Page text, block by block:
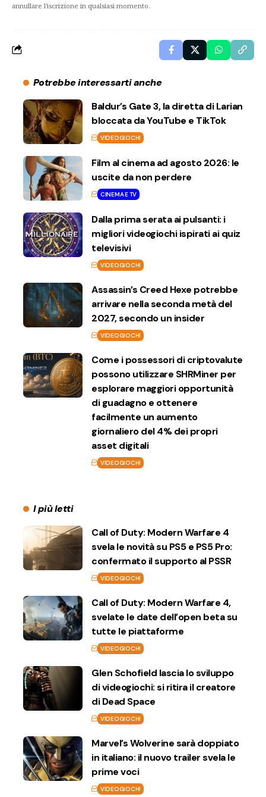
annullare l'iscrizione in qualsiasi momento.
Potrebbe interessarti anche
Baldur’s Gate 3, la diretta di Larian
bloccata da YouTube e TikTok
VIDEOGIOCHI
Film al cinema ad agosto 2026: le
uscite da non perdere
CINEMA E TV
Dalla prima serata ai pulsanti: i
migliori videogiochi ispirati ai quiz
televisivi
VIDEOGIOCHI
Assassin’s Creed Hexe potrebbe
arrivare nella seconda metà del
2027, secondo un insider
VIDEOGIOCHI
Come i possessori di criptovalute
possono utilizzare SHRMiner per
esplorare maggiori opportunità
di guadagno e ottenere
facilmente un aumento
giornaliero del 4% dei propri
asset digitali
VIDEOGIOCHI
I più letti
Call of Duty: Modern Warfare 4
svela le novità su PS5 e PS5 Pro:
confermato il supporto al PSSR
VIDEOGIOCHI
Call of Duty: Modern Warfare 4,
svelate le date dell’open beta su
tutte le piattaforme
VIDEOGIOCHI
Glen Schofield lascia lo sviluppo
di videogiochi: si ritira il creatore
di Dead Space
VIDEOGIOCHI
Marvel’s Wolverine sarà doppiato
in italiano: il nuovo trailer svela le
prime voci
VIDEOGIOCHI